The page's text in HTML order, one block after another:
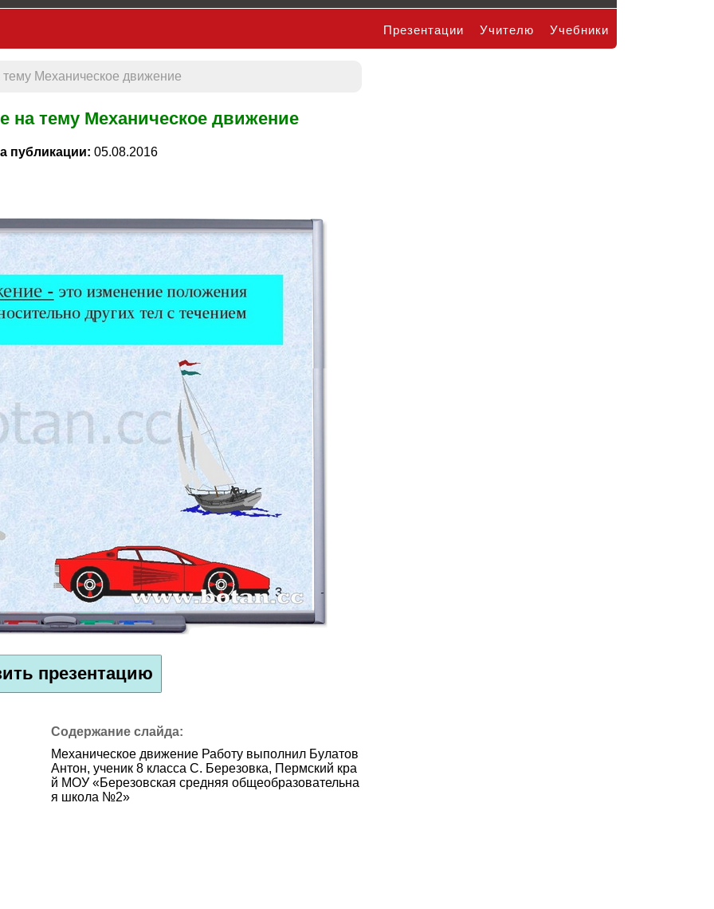
Учебники
Учителю
Презентации
Механическое движение
на тему Механическое движение
публикации: 05.08.2016
презентацию
Механическое движение Работу выполнил Булатов
Антон, ученик 8 класса С. Березовка, Пермский кра
й МОУ «Березовская средняя общеобразовательна
я школа №2»